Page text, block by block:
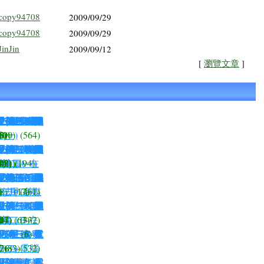
2009/09/29
2009/09/29
2009/09/12
[ 瀏覽文章 ]
傳二-使
傳二-使
傳一A-編
傳二B-進
傳二C-進
傳二A-進
甲-網頁
形Ⅱ(4)
二A-在
B/二視
二B-在
A-電腦
視傳一
視傳一
圖(一)
甲-多媒
甲-文字
彩原理
視傳四
論(194)
形原理
視傳四
論(63)
甲-多媒
視傳四A-
傳二C-進
傳二A-視
傳二C-視
傳二A-進
傳二-進
傳二-廣
媒二-使
傳二-進
傳二-網
傳二A-網
傳二-網
傳二-網
傳二B-網
傳二C-網
傳二A-網
傳一Ａ-
傳一Ｂ-
傳二B-視
傳二B-網
傳二C-網
傳二A-網
B-文字
甲-電腦
院-影像
甲-網頁
視傳一
(83)
傳一B-電
一)(564)
傳一C-資
視傳一A-
傳一B-網
傳一B-資
傳二B-使
傳二A-使
傳二B-進
傳二A-進
傳二C-進
視一A-電
傳三C-專
傳三A-品
(0)
媒二A-使
傳二A-使
傳四A-畢
傳二A-進
傳二C-進
傳二B-視
傳一C-色
傳一C-電
二)(461)
視傳二A-
傳一A-電
二)(532)
傳一A-色
視傳一A-
視傳二A-
法(17)
傳一C-電
二)(332)
傳一B-色
互動式教
傳二C-視
視傳四A-
傳二A-視
傳一A-電
傳二B-進
傳二A-進
傳二B-視
傳一C-職
傳三A-識
傳二A-視
傳二C-視
傳二A-進
傳二C-進
傳四A-畢
傳二B-進
傳三A-使
傳二A-使
傳二AB-
傳一A-視
傳二A-網
傳三A-專
傳二B-進
傳二C-進
傳二B-網
傳二C-網
傳四C-畢
傳二B-視
傳四A-畢
傳二A-視
傳二C-網
傳二A-網
區(6)